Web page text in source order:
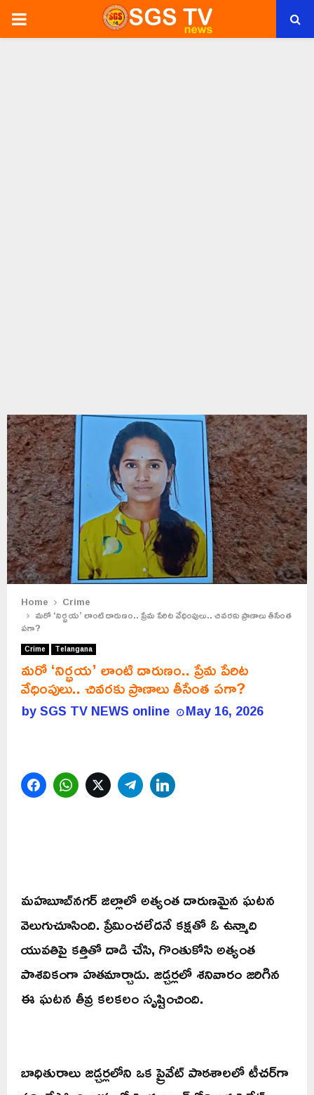
PRIMARY
Home Crime
మరో ‘నిర్భయ’ లాంటి దారుణం.. ప్రేమ పేరిట వేధింపులు.. చివరకు ప్రాణాలు తీసేంత
పగా?
Crime Telangana
మరో ‘నిర్భయ’ లాంటి దారుణం.. ప్రేమ పేరిట
వేధింపులు.. చివరకు ప్రాణాలు తీసేంత పగా?
bySGS TV NEWS online May 16, 2026
FacebookWhatsAppTwitterTelegram
మహబూబ్‌నగర్ జిల్లాలో అత్యంత దారుణమైన ఘటన
వెలుగుచూసింది. ప్రేమించలేదనే కక్షతో ఓ ఉన్మాది
యువతిపై కత్తితో దాడి చేసి, గొంతుకోసి అత్యంత
పాశవికంగా హతమార్చాడు. జడ్చర్లలో శనివారం జరిగిన
ఈ ఘటన తీవ్ర కలకలం సృష్టించింది.
బాధితురాలు జడ్చర్లలోని ఒక ప్రైవేట్ పాఠశాలలో టీచర్‌గా